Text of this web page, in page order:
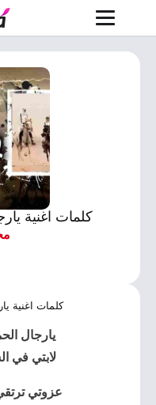
كلمات اغنية
كلمات اغنية
يارجال
لابتي في
عزوتي